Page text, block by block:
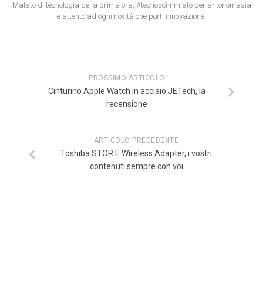
Malato di tecnologia della prima ora, #tecnoscimmiato per antonomasia
e attento ad ogni novità che porti innovazione.
PROSSIMO ARTICOLO
Cinturino Apple Watch in acciaio JETech, la
recensione
ARTICOLO PRECEDENTE
Toshiba STOR.E Wireless Adapter, i vostri
contenuti sempre con voi